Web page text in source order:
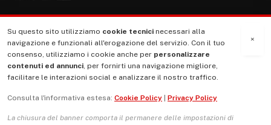
MENU
La Nostra Storia
×
Su questo sito utilizziamo cookie tecnici necessari alla
navigazione e funzionali all'erogazione del servizio. Con il tuo
consenso, utilizziamo i cookie anche per personalizzare
contenuti ed annunci, per fornirti una navigazione migliore,
facilitare le interazioni social e analizzare il nostro traffico.
Consulta l'informativa estesa: Cookie Policy Privacy Policy
La chiusura del banner comporta il permanere delle impostazioni di